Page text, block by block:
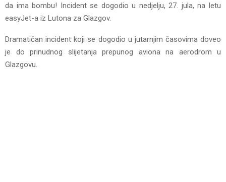
da ima bombu! Incident se dogodio u nedjelju, 27. jula, na letu
easyJet-a iz Lutona za Glazgov.
Dramatičan incident koji se dogodio u jutarnjim časovima doveo
je do prinudnog slijetanja prepunog aviona na aerodrom u
Glazgovu.